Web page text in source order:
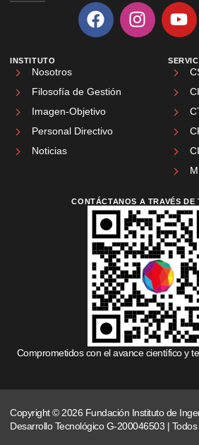
INSTITUTO
Nosotros
Filosofía de Gestión
Imagen-Objetivo
Personal Directivo
Noticias
CONTÁCTANOS A TRAVÉS DE
Comprometidos con el avance científico y
Copyright © 2026 Fundación Instituto de
Desarrollo Tecnológico G-200046503 |